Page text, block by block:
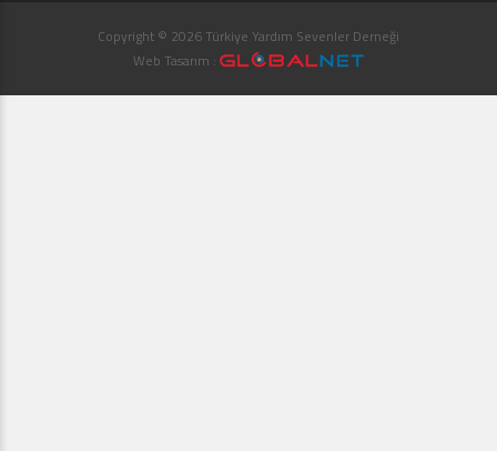
Copyright © 2026 Türkiye Yardım Sevenler Derneği
Web Tasarım :